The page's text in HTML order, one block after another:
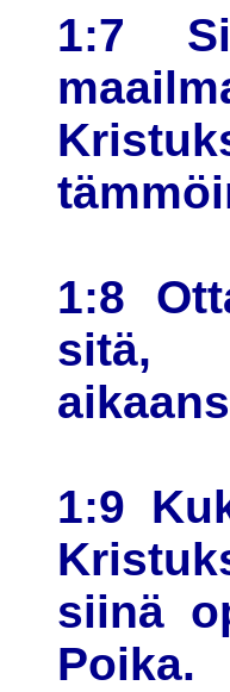
1:7
1:8
sitä,
1:9
siinä
Poika.